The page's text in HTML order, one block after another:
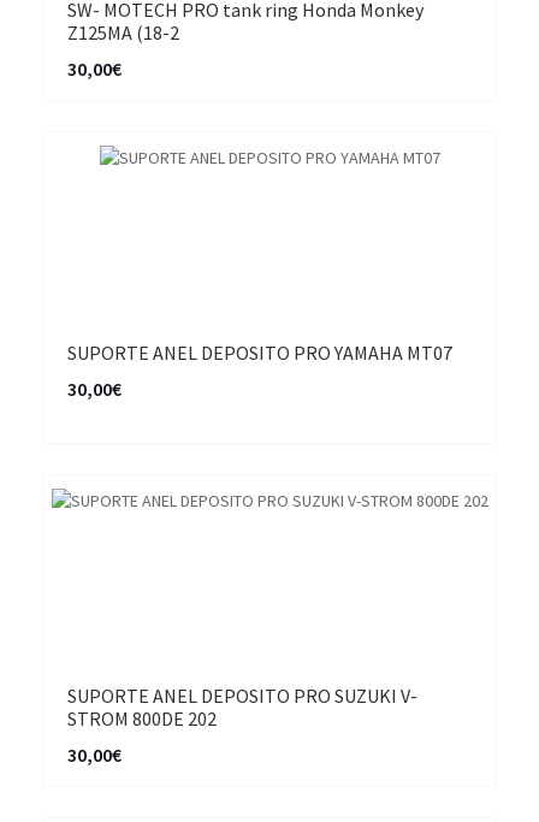
SW- MOTECH PRO tank ring Honda Monkey
Z125MA (18-2
30,00€
SUPORTE ANEL DEPOSITO PRO YAMAHA MT07
30,00€
SUPORTE ANEL DEPOSITO PRO SUZUKI V-
STROM 800DE 202
30,00€